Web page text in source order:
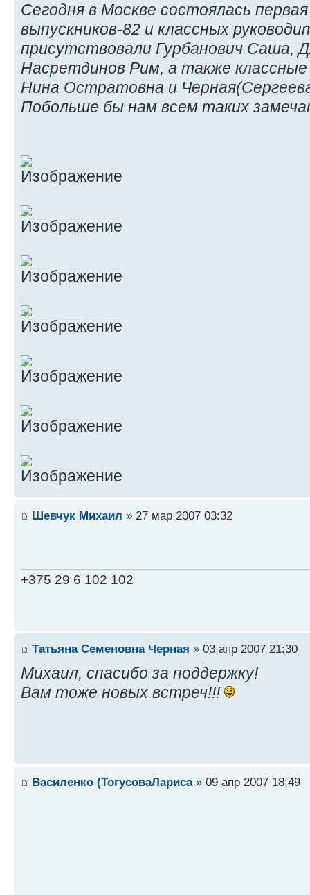
Сегодня в Москве состоялась
выпускников-82 и классных
присутствовали Гурбанович Саша,
Насретдинов Рим, а также классные
Нина Остратовна и
Побольше бы нам всем таких
Шевчук Михаил » 27 мар 2007 03:32
+375 29 6 102 102
Татьяна Семеновна Черная » 03 апр 2007 21:30
Михаил, спасибо за поддержку!
Вам тоже новых встреч!!!
Василенко (ТогусоваЛариса» 09 апр 2007 18:49